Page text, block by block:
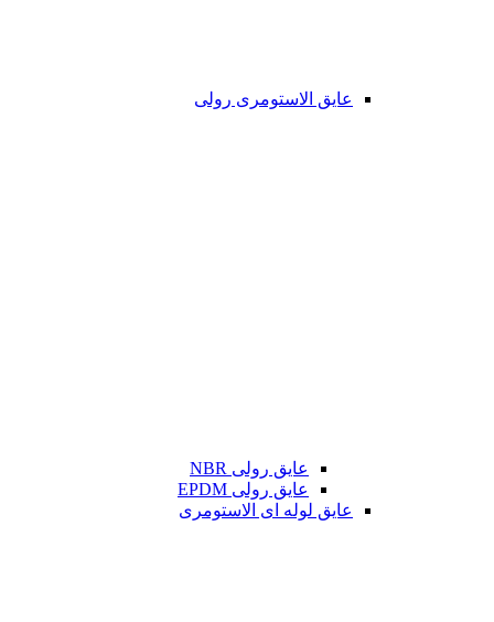
عایق الاستومری رولی
عایق رولی NBR
عایق رولی EPDM
عایق لوله ای الاستومری